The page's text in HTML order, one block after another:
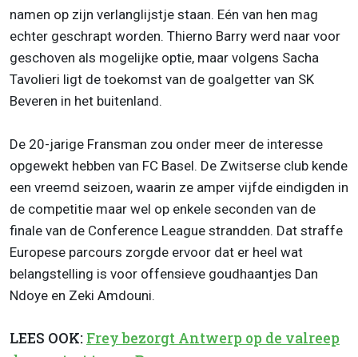
namen op zijn verlanglijstje staan. Eén van hen mag
echter geschrapt worden. Thierno Barry werd naar voor
geschoven als mogelijke optie, maar volgens Sacha
Tavolieri ligt de toekomst van de goalgetter van SK
Beveren in het buitenland.
De 20-jarige Fransman zou onder meer de interesse
opgewekt hebben van FC Basel. De Zwitserse club kende
een vreemd seizoen, waarin ze amper vijfde eindigden in
de competitie maar wel op enkele seconden van de
finale van de Conference League strandden. Dat straffe
Europese parcours zorgde ervoor dat er heel wat
belangstelling is voor offensieve goudhaantjes Dan
Ndoye en Zeki Amdouni.
LEES OOK: Frey bezorgt Antwerp op de valreep